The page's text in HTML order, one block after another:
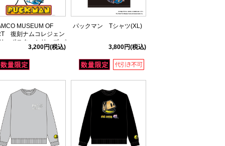
MUSEUM OF
復刻ナムコレジェン
ーポスターシリーズ パ
3,200円(税込)
パックマン Tシャツ(XL)
3,800円(税込)